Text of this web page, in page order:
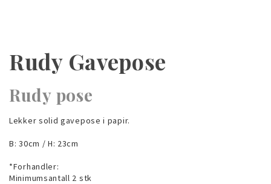
Rudy Gavepose
Rudy pose
Lekker solid gavepose i papir.
B: 30cm / H: 23cm
*Forhandler:
Minimumsantall 2 stk